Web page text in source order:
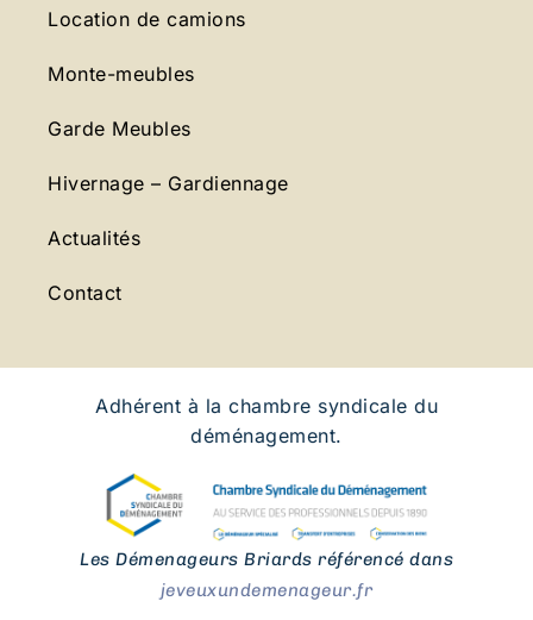
Location de camions
Monte-meubles
Garde Meubles
Hivernage – Gardiennage
Actualités
Contact
Adhérent à la chambre syndicale du
déménagement.
Les Démenageurs Briards référencé dans
jeveuxundemenageur.fr